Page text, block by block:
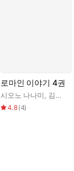
로마인 이야기 4권
시오노 나나미, 김석희
4.8(4)